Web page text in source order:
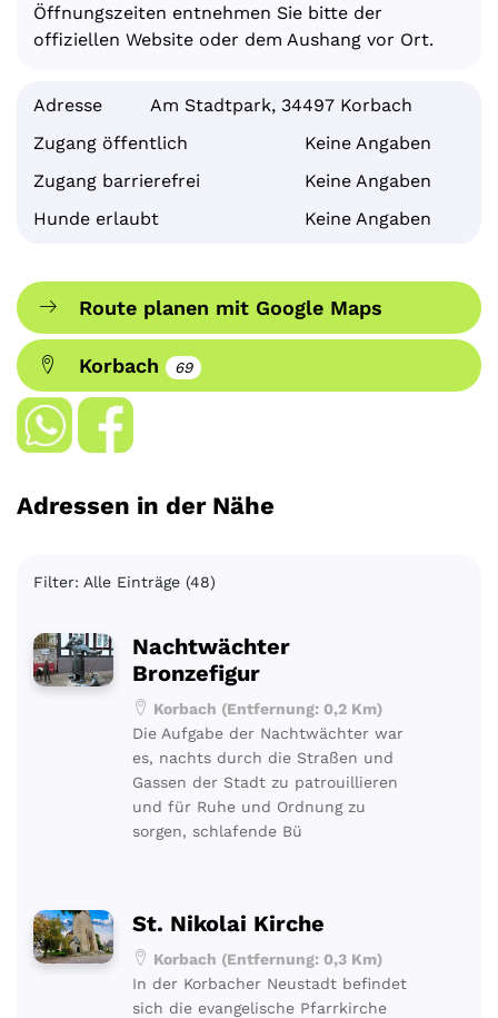
Öffnungszeiten entnehmen Sie bitte der
offiziellen Website oder dem Aushang vor Ort.
Adresse
Am Stadtpark, 34497 Korbach
Zugang öffentlich
Keine Angaben
Zugang barrierefrei
Keine Angaben
Hunde erlaubt
Keine Angaben
Route planen mit Google Maps
Korbach 69
Adressen in der Nähe
Filter: Alle Einträge (48)
Nachtwächter
Bronzefigur
Korbach (Entfernung: 0,2 Km)
Die Aufgabe der Nachtwächter war
es, nachts durch die Straßen und
Gassen der Stadt zu patrouillieren
und für Ruhe und Ordnung zu
sorgen, schlafende Bü
St. Nikolai Kirche
Korbach (Entfernung: 0,3 Km)
In der Korbacher Neustadt befindet
sich die evangelische Pfarrkirche